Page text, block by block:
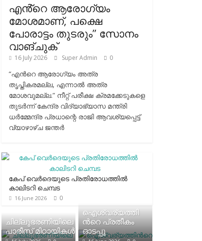
എൻ്റെ ആരോഗ്യം
മോശമാണ്, പക്ഷെ
പോരാട്ടം തുടരും” സോനം
വാങ്ചുക്
16 July 2026 Super Admin 0
“എന്‍റെ ആരോഗ്യം അത്ര
തൃപ്തികരമല്ല, എന്നാൽ അത്ര
മോശവുമല്ല.” നീറ്റ് പരീക്ഷ ക്രമക്കേടുകളെ
തുടർന്ന് കേന്ദ്ര വിദ്യാഭ്യാസ മന്ത്രി
ധർമ്മേന്ദ്ര പ്രധാന്റെ രാജി ആവശ്യപ്പെട്ട്
വ്യാഴാഴ്ച ജന്തർ
കേപ് വെര്‍ദെയുടെ പ്രതിരോധത്തില്‍
കാലിടറി ചെമ്പട
16 June 2026 0
ചില്ലുഭരണിയിലെ
പാരീസ് മിഠായികള്‍
ഐശ്വര്യത്തി
ന്‍റെ പ്രതീകം
ഓടപ്പൂ